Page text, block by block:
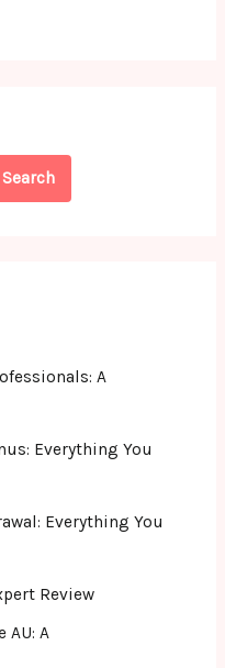
Search
A
Everything You
Everything You
Review
AU: A